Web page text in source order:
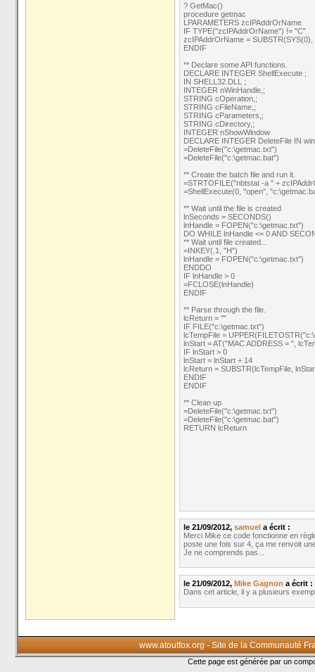
? GetMac()
procedure getmac
LPARAMETERS zcIPAddrOrName
IF TYPE("zcIPAddrOrName") != "C"
zcIPAddrOrName =
ENDIF
** Declare some API functions.
DECLARE INTEGER ShellExecute ;
IN SHELL32.DLL ;
INTEGER nWinHandle,;
STRING cOperation,;
STRING cFileName,;
STRING cParameters,;
STRING cDirectory,;
INTEGER nShowWindow
DECLARE INTEGER DeleteFile IN
=DeleteFile("c:\getmac.txt")
=DeleteFile("c:\getmac.bat")
** Create the batch file and run it.
=STRTOFILE("nbtstat -a " +
=ShellExecute(0, "open",
** Wait until the file is created
lnSeconds = SECONDS()
lnHandle = FOPEN("c:\getmac.txt")
DO WHILE lnHandle <= 0 AND
** Wait until file created...
=INKEY(.1, "H")
lnHandle = FOPEN("c:\getmac.txt")
ENDDO
IF lnHandle > 0
=FCLOSE(lnHandle)
ENDIF
** Parse through the file.
lcReturn = ""
IF FILE("c:\getmac.txt")
lcTempFile =
lnStart = AT("MAC ADDRESS = ",
IF lnStart > 0
lnStart = lnStart + 14
lcReturn = SUBSTR(lcTempFile,
ENDIF
ENDIF
** Clean up.
=DeleteFile("c:\getmac.txt")
=DeleteFile("c:\getmac.bat")
RETURN lcReturn
le 21/09/2012, samuela écrit :
Merci Mike ce code fonctionne en
poste une fois sur 4, ça me renvoit
Je ne comprends pas...
le 21/09/2012, Mike Gagnon a écrit :
Dans cet article, il y a plusieurs
www.atoutfox.org - Site de la Communauté
Cette page est générée par un